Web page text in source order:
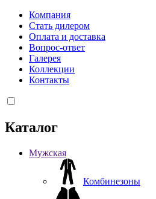
Компания
Стать дилером
Оплата и доставка
Вопрос-ответ
Галерея
Коллекции
Контакты
Каталог
Мужская
Комбинезоны